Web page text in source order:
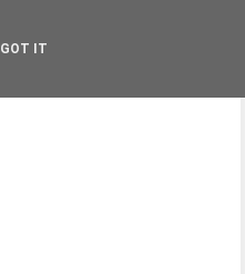
GOT IT